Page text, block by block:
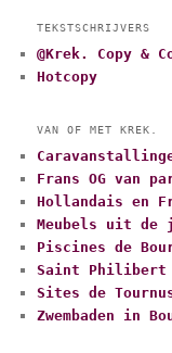
TEKSTSCHRIJVERS
@Krek. Copy &
Hotcopy
VAN OF MET KREK.
Frans OG van
Hollandais en
Meubels uit de
Piscines de
Saint Philibert
Sites de
Zwembaden in